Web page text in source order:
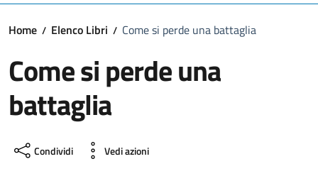
Home Elenco Libri Come si perde una battaglia
Come si perde una
battaglia
Condividi Vedi azioni